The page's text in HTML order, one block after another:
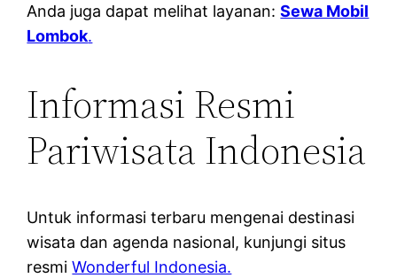
Anda juga dapat melihat layanan:Sewa Mobil
Lombok.
Informasi Resmi
Pariwisata Indonesia
Untuk informasi terbaru mengenai destinasi
wisata dan agenda nasional, kunjungi situs
resmiWonderful Indonesia.